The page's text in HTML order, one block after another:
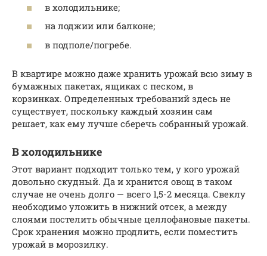
в холодильнике;
на лоджии или балконе;
в подполе/погребе.
В квартире можно даже хранить урожай всю зиму в
бумажных пакетах, ящиках с песком, в
корзинках. Определенных требований здесь не
существует, поскольку каждый хозяин сам
решает, как ему лучше сберечь собранный урожай.
В холодильнике
Этот вариант подходит только тем, у кого урожай
довольно скудный. Да и хранится овощ в таком
случае не очень долго — всего 1,5-2 месяца. Свеклу
необходимо уложить в нижний отсек, а между
слоями постелить обычные целлофановые пакеты.
Срок хранения можно продлить, если поместить
урожай в морозилку.